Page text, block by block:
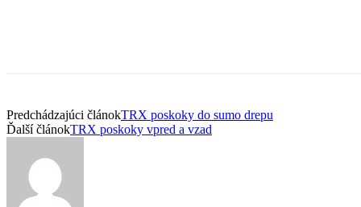
Predchádzajúci článokTRX poskoky do sumo drepu
Ďalší článokTRX poskoky vpred a vzad